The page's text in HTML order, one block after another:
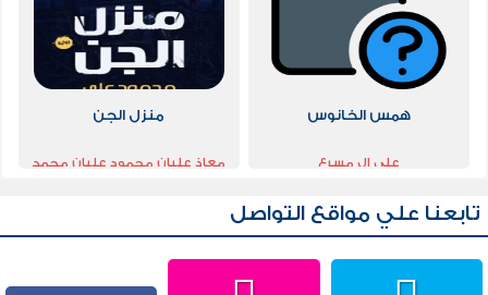
همس الخانوس
علي ال مسرع
منزل الجن
معاذ عليان محمود عليان محمد
تابعنا علي مواقع التواصل